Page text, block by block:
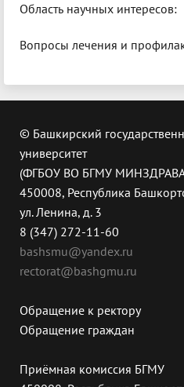
Область научных интересов:
Вопросы лечения и
© Башкирский
университет
(ФГБОУ ВО БГМУ
450008, Республика
ул. Ленина, д. 3
8 (347) 272-11-60
bashsmu@yandex.ru
rectorat@bashgmu.ru
Обращение к ректору
Обращение граждан
Приёмная комиссия БГМУ